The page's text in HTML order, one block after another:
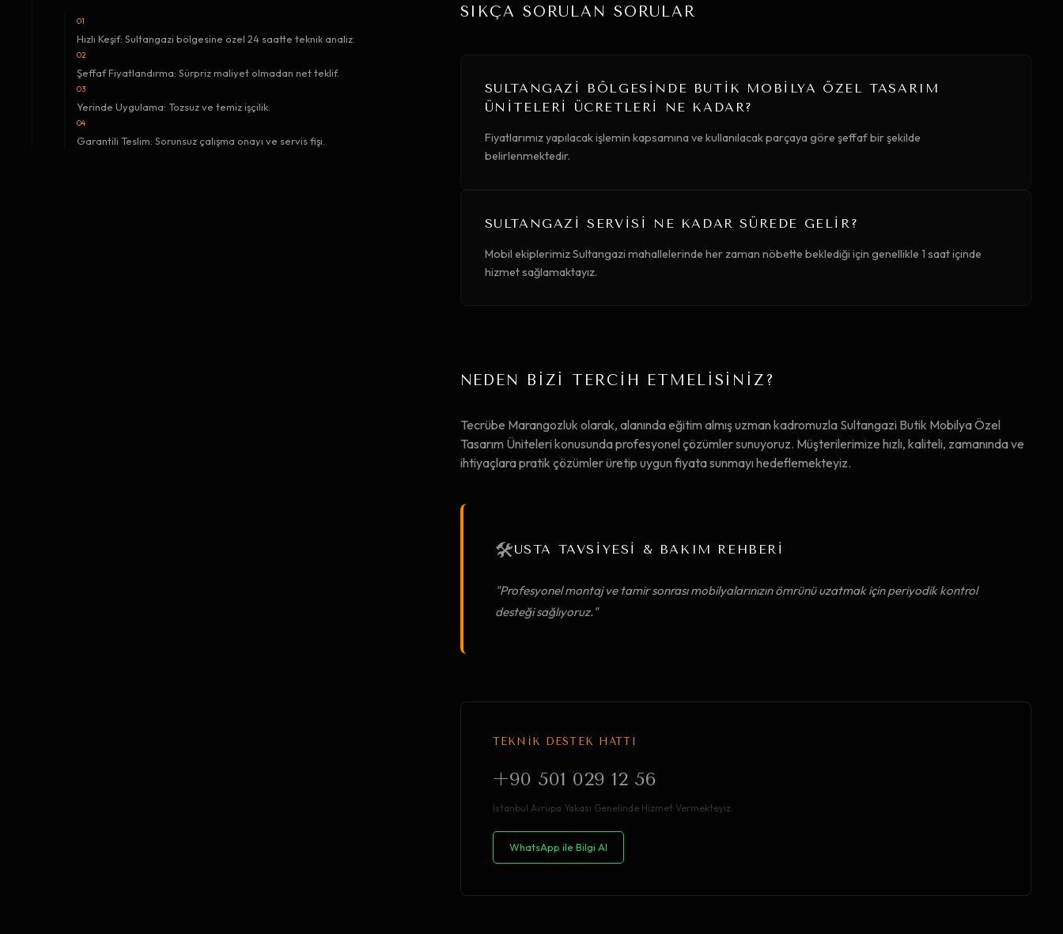
01
Hızlı Keşif: Sultangazi bölgesine özel 24 saatte teknik analiz.
02
Şeffaf Fiyatlandırma: Sürpriz maliyet olmadan net teklif.
03
Yerinde Uygulama: Tozsuz ve temiz işçilik.
04
Garantili Teslim: Sorunsuz çalışma onayı ve servis fişi.
SIKÇA SORULAN SORULAR
SULTANGAZI BÖLGESINDE BUTIK MOBILYA ÖZEL TASARIM
ÜNITELERI ÜCRETLERI NE KADAR?
Fiyatlarımız yapılacak işlemin kapsamına ve kullanılacak parçaya göre şeffaf bir şekilde
belirlenmektedir.
SULTANGAZI SERVISI NE KADAR SÜREDE GELIR?
Mobil ekiplerimiz Sultangazi mahallelerinde her zaman nöbette beklediği için genellikle 1 saat içinde
hizmet sağlamaktayız.
NEDEN BİZİ TERCİH ETMELİSİNİZ?
Tecrübe Marangozluk olarak, alanında eğitim almış uzman kadromuzla Sultangazi Butik Mobilya Özel
Tasarım Üniteleri konusunda profesyonel çözümler sunuyoruz. Müşterilerimize hızlı, kaliteli, zamanında ve
ihtiyaçlara pratik çözümler üretip uygun fiyata sunmayı hedeflemekteyiz.
🛠️USTA TAVSİYESİ & BAKIM REHBERİ
"Profesyonel montaj ve tamir sonrası mobilyalarınızın ömrünü uzatmak için periyodik kontrol
desteği sağlıyoruz."
TEKNİK DESTEK HATTI
+90 501 029 12 56
İstanbul Avrupa Yakası Genelinde Hizmet Vermekteyiz.
WhatsApp ile Bilgi Al